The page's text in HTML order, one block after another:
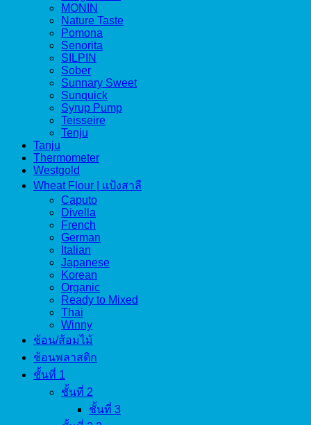
MONIN
Nature Taste
Pomona
Senorita
SILPIN
Sober
Sunnary Sweet
Sunquick
Syrup Pump
Teisseire
Tenju
Tanju
Thermometer
Westgold
Wheat Flour | แป้งสาลี
Caputo
Divella
French
German
Italian
Japanese
Korean
Organic
Ready to Mixed
Thai
Winny
ช้อน/ส้อมไม้
ช้อนพลาสติก
ชั้นที่ 1
ชั้นที่ 2
ชั้นที่ 3